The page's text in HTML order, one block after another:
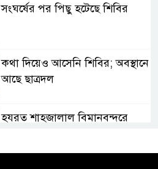
সংঘর্ষের পর পিছু হটেছে শিবির
কথা দিয়েও আসেনি শিবির; অবস্থানে
আছে ছাত্রদল
হযরত শাহজালাল বিমানবন্দরে